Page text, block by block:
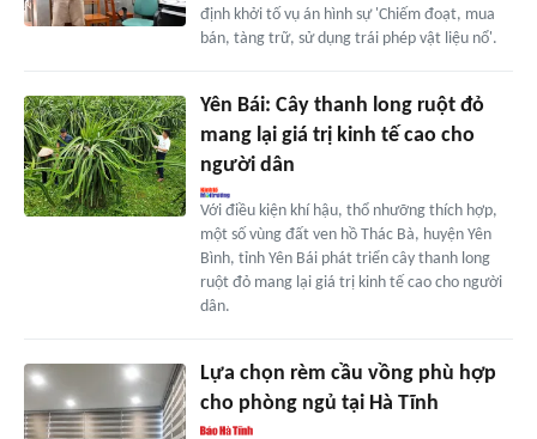
định khởi tố vụ án hình sự 'Chiếm đoạt, mua
bán, tàng trữ, sử dụng trái phép vật liệu nổ'.
Yên Bái: Cây thanh long ruột đỏ
mang lại giá trị kinh tế cao cho
người dân
Với điều kiện khí hậu, thổ nhưỡng thích hợp,
một số vùng đất ven hồ Thác Bà, huyện Yên
Bình, tỉnh Yên Bái phát triển cây thanh long
ruột đỏ mang lại giá trị kinh tế cao cho người
dân.
Lựa chọn rèm cầu vồng phù hợp
cho phòng ngủ tại Hà Tĩnh